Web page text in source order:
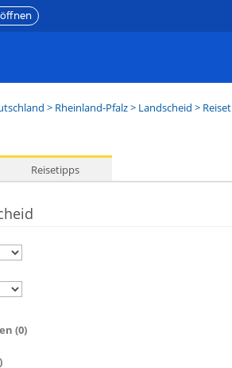
> Rheinland-Pfalz> Landscheid >
Reisetipps
(0)